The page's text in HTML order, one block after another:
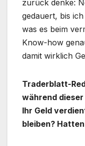
zurück denke:
gedauert, bis
was es beim
Know-how
damit wirklich
Traderblatt-
während
Ihr Geld
bleiben?